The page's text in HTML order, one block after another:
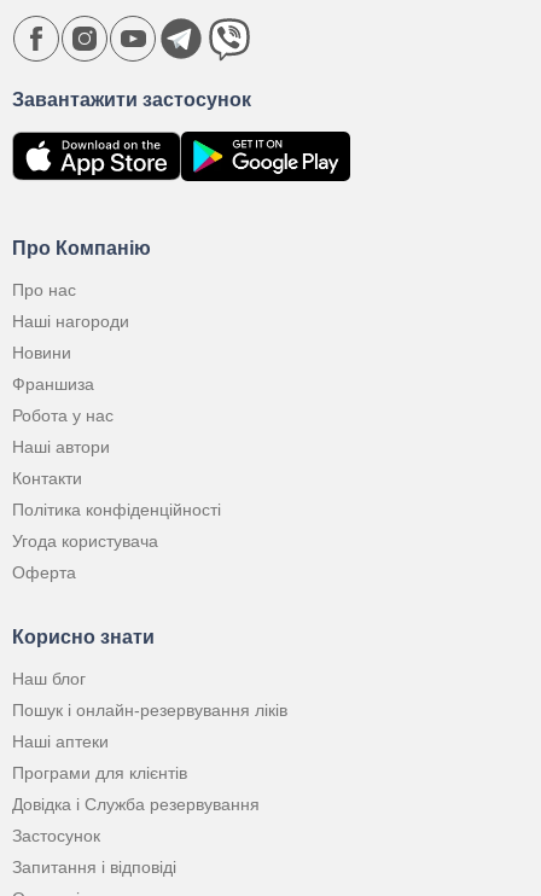
Про Компанію
Про нас
Наші нагороди
Новини
Франшиза
Робота у нас
Наші автори
Контакти
Політика конфіденційності
Угода користувача
Оферта
Корисно знати
Наш блог
Пошук і онлайн-резервування ліків
Наші аптеки
Програми для клієнтів
Довідка і Служба резервування
Застосунок
Запитання і відповіді
Завантажити застосунок